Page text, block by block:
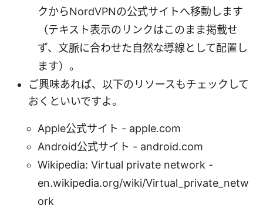
クからNordVPNの公式サイトへ移動します
（テキスト表示のリンクはこのまま掲載せ
ず、文脈に合わせた自然な導線として配置し
ます）。
ご興味あれば、以下のリソースもチェックして
おくといいですよ。
Apple公式サイト - apple.com
Android公式サイト - android.com
Wikipedia: Virtual private network -
en.wikipedia.org/wiki/Virtual_private_netw
ork